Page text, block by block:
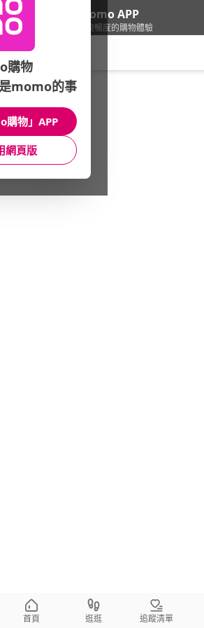
下載momo APP
給你3倍流暢度的購物體驗
家電/掃地機/掃地機品牌
館長推薦 月銷量
首頁 逛逛 追蹤清單
購物
momo的事
購物」APP
網頁版